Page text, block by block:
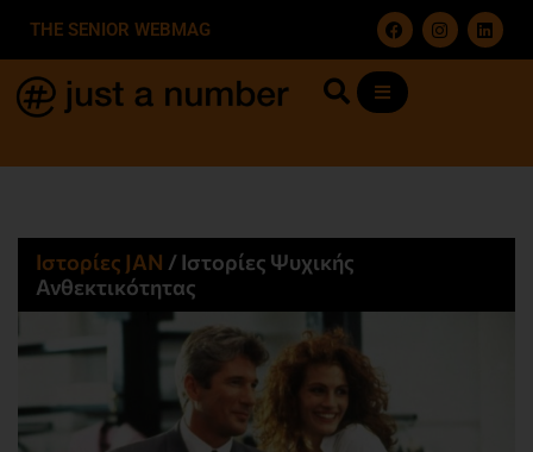
THE SENIOR WEBMAG
Ιστορίες JΑΝ /Ιστορίες Ψυχικής
Ανθεκτικότητας